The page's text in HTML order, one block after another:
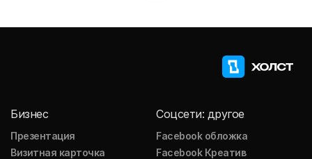
Бизнес
Презентация
Визитная карточка
Соцсети: другое
Facebook обложка
Facebook Креатив